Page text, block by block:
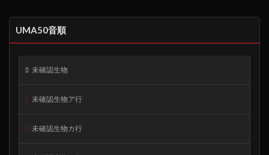
UMA50音順
未確認生物
未確認生物ア行
未確認生物カ行